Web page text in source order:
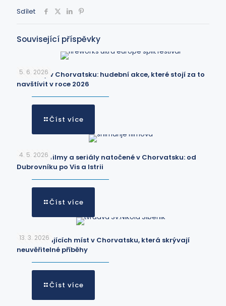
Sdílet
Související příspěvky
5. 6. 2026
Festivaly v Chorvatsku: hudební akce, které stojí za to
navštívit v roce 2026
Číst více
4. 5. 2026
Oblíbené filmy a seriály natočené v Chorvatsku: od
Dubrovníku po Vis a Istrii
Číst více
13. 3. 2026
30 fascinujících míst v Chorvatsku, která skrývají
neuvěřitelné příběhy
Číst více